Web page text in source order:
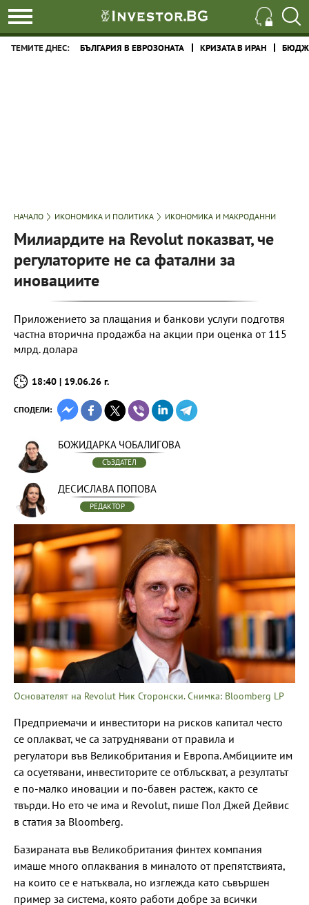
ТЕМИТЕ ДНЕС: БЪЛГАРИЯ В ЕВРОЗОНАТА КРИЗАТА В ИРАН
НАЧАЛО ИКОНОМИКА И ПОЛИТИКА ИКОНОМИКА И МАКРОДАННИ
Милиардите на Revolut показват, че
регулаторите не са фатални за
иновациите
Приложението за плащания и банкови услуги подготвя
частна вторична продажба на акции при оценка от 115
млрд. долара
18:40 | 19.06.26 г.
СПОДЕЛИ:
БОЖИДАРКА ЧОБАЛИГОВА
СЪЗДАТЕЛ
ДЕСИСЛАВА ПОПОВА
РЕДАКТОР
Основателят на Revolut Ник Сторонски. Снимка: Bloomberg LP
Предприемачи и инвеститори на рисков капитал често
се оплакват, че са затруднявани от правила и
регулатори във Великобритания и Европа. Амбициите им
са осуетявани, инвеститорите се отблъскват, а резултатът
е по-малко иновации и по-бавен растеж, както се
твърди. Но ето че има и Revolut, пише Пол Джей Дейвис
в статия за Bloomberg.
Базираната във Великобритания финтех компания
имаше много оплаквания в миналото от препятствията,
на които се е натъквала, но изглежда като съвършен
пример за система, която работи добре за всички